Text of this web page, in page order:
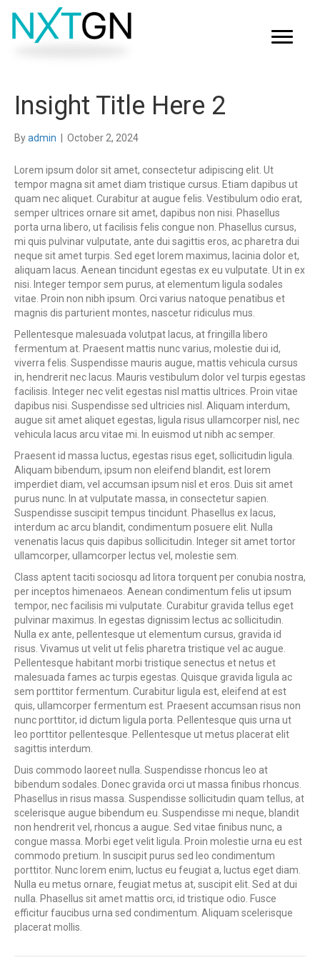
Insight Title Here 2
Byadmin October 2, 2024
Lorem ipsum dolor sit amet, consectetur adipiscing elit. Ut
tempor magna sit amet diam tristique cursus. Etiam dapibus ut
quam nec aliquet. Curabitur at augue felis. Vestibulum odio erat,
semper ultrices ornare sit amet, dapibus non nisi. Phasellus
porta urna libero, ut facilisis felis congue non. Phasellus cursus,
mi quis pulvinar vulputate, ante dui sagittis eros, ac pharetra dui
neque sit amet turpis. Sed eget lorem maximus, lacinia dolor et,
aliquam lacus. Aenean tincidunt egestas ex eu vulputate. Ut in ex
nisi. Integer tempor sem purus, at elementum ligula sodales
vitae. Proin non nibh ipsum. Orci varius natoque penatibus et
magnis dis parturient montes, nascetur ridiculus mus.
Pellentesque malesuada volutpat lacus, at fringilla libero
fermentum at. Praesent mattis nunc varius, molestie dui id,
viverra felis. Suspendisse mauris augue, mattis vehicula cursus
in, hendrerit nec lacus. Mauris vestibulum dolor vel turpis egestas
facilisis. Integer nec velit egestas nisl mattis ultrices. Proin vitae
dapibus nisi. Suspendisse sed ultricies nisl. Aliquam interdum,
augue sit amet aliquet egestas, ligula risus ullamcorper nisl, nec
vehicula lacus arcu vitae mi. In euismod ut nibh ac semper.
Praesent id massa luctus, egestas risus eget, sollicitudin ligula.
Aliquam bibendum, ipsum non eleifend blandit, est lorem
imperdiet diam, vel accumsan ipsum nisl et eros. Duis sit amet
purus nunc. In at vulputate massa, in consectetur sapien.
Suspendisse suscipit tempus tincidunt. Phasellus ex lacus,
interdum ac arcu blandit, condimentum posuere elit. Nulla
venenatis lacus quis dapibus sollicitudin. Integer sit amet tortor
ullamcorper, ullamcorper lectus vel, molestie sem.
Class aptent taciti sociosqu ad litora torquent per conubia nostra,
per inceptos himenaeos. Aenean condimentum felis ut ipsum
tempor, nec facilisis mi vulputate. Curabitur gravida tellus eget
pulvinar maximus. In egestas dignissim lectus ac sollicitudin.
Nulla ex ante, pellentesque ut elementum cursus, gravida id
risus. Vivamus ut velit ut felis pharetra tristique vel ac augue.
Pellentesque habitant morbi tristique senectus et netus et
malesuada fames ac turpis egestas. Quisque gravida ligula ac
sem porttitor fermentum. Curabitur ligula est, eleifend at est
quis, ullamcorper fermentum est. Praesent accumsan risus non
nunc porttitor, id dictum ligula porta. Pellentesque quis urna ut
leo porttitor pellentesque. Pellentesque ut metus placerat elit
sagittis interdum.
Duis commodo laoreet nulla. Suspendisse rhoncus leo at
bibendum sodales. Donec gravida orci ut massa finibus rhoncus.
Phasellus in risus massa. Suspendisse sollicitudin quam tellus, at
scelerisque augue bibendum eu. Suspendisse mi neque, blandit
non hendrerit vel, rhoncus a augue. Sed vitae finibus nunc, a
congue massa. Morbi eget velit ligula. Proin molestie urna eu est
commodo pretium. In suscipit purus sed leo condimentum
porttitor. Nunc lorem enim, luctus eu feugiat a, luctus eget diam.
Nulla eu metus ornare, feugiat metus at, suscipit elit. Sed at dui
nulla. Phasellus sit amet mattis orci, id tristique odio. Fusce
efficitur faucibus urna sed condimentum. Aliquam scelerisque
placerat mollis.